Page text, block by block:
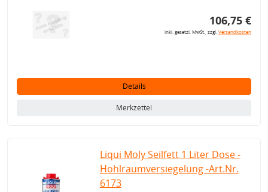
106,75 €
inkl. gesetzl. MwSt., zzgl.Versandkosten
Details
Merkzettel
Liqui Moly Seilfett 1 Liter Dose -
Hohlraumversiegelung -Art.Nr.
6173